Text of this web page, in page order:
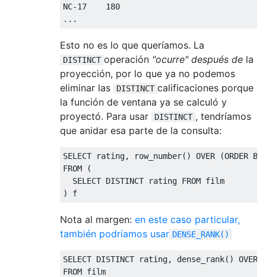
NC-17    180
...
Esto no es lo que queríamos. La
DISTINCT operación "ocurre" después de la
proyección, por lo que ya no podemos
eliminar las
DISTINCT calificaciones porque
la función de ventana ya se calculó y
proyectó. Para usar
DISTINCT , tendríamos
que anidar esa parte de la consulta:
SELECT rating, row_number() OVER (ORDER BY
FROM
(
SELECT DISTINCT rating FROM
)
f
Nota al margen: en este caso particular,
también podríamos usar DENSE_RANK()
SELECT DISTINCT rating, dense_rank() OVER
FROM film